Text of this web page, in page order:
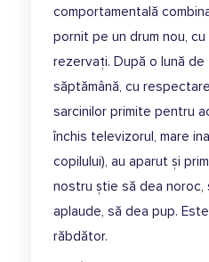
comportamentală
pornit pe un drum nou,
rezervați. După o lună
săptămână, cu
sarcinilor primite pentru
închis televizorul, mare
copilului), au aparut și
nostru știe să dea noroc,
aplaude, să dea pup.
răbdător.